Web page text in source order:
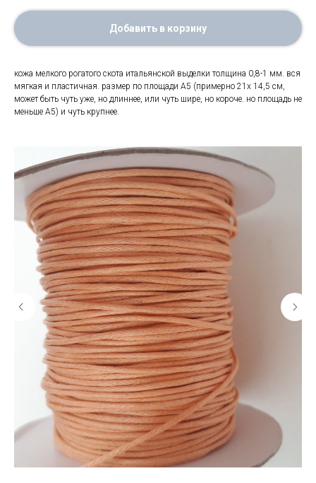
Добавить в корзину
кожа мелкого рогатого скота итальянской выделки толщина 0,8-1 мм. вся
мягкая и пластичная. размер по площади А5 (примерно 21х 14,5 см,
может быть чуть уже, но длиннее, или чуть шире, но короче. но площадь не
меньше А5) и чуть крупнее.